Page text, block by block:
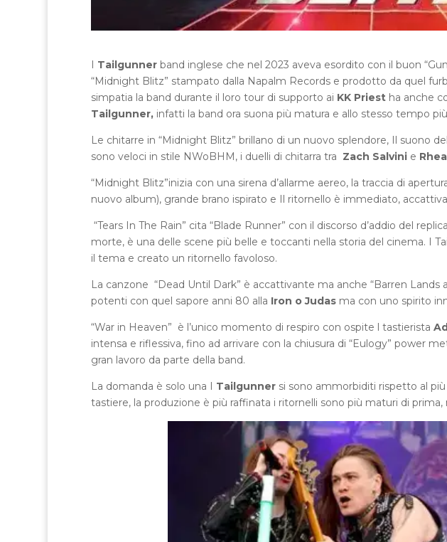
I Tailgunner band inglese che nel 2023 aveva esordito con il buon
“Midnight Blitz” stampato dalla Napalm Records e prodotto da quel
simpatia la band durante il loro tour di supporto ai KK Priestha anche
Tailgunner,infatti la band ora suona più matura e allo stesso tempo
Le chitarre in “Midnight Blitz” brillano di un nuovo splendore, Il suono
sono veloci in stile NWoBHM, i duelli di chitarra tra Zach Salvini e
“Midnight Blitz”inizia con una sirena d’allarme aereo, la traccia di
nuovo album), grande brano ispirato e Il ritornello è immediato,
“Tears In The Rain” cita “Blade Runner” con il discorso d’addio del
morte, è una delle scene più belle e toccanti nella storia del cinema. I
il tema e creato un ritornello favoloso.
La canzone “Dead Until Dark” è accattivante ma anche “Barren Lands
potenti con quel sapore anni 80 alla Iron o Judas ma con uno spirito
“War in Heaven” è l’unico momento di respiro con ospite l tastierista
intensa e riflessiva, fino ad arrivare con la chiusura di “Eulogy” power
gran lavoro da parte della band.
La domanda è solo una I Tailgunnersi sono ammorbiditi rispetto al
tastiere, la produzione è più raffinata i ritornelli sono più maturi di